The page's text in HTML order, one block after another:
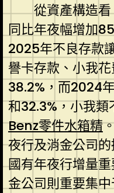
從資產構造
同比年夜幅增加
2025年不良存款
譽卡存款、小我
38.2%，而2024
和32.3%，小我
Benz零件水箱精
夜行及消金公司
國有年夜行增量
金公司則重要集